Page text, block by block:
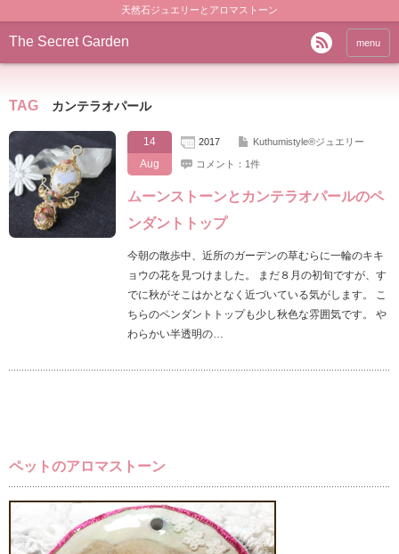
天然石ジュエリーとアロマストーン
The Secret Garden menu
TAG カンテラオパール
14
Aug
2017 Kuthumistyle®️ジュエリー
コメント：1件
ムーンストーンとカンテラオパールのペ
ンダントトップ
今朝の散歩中、近所のガーデンの草むらに一輪のキキ
ョウの花を見つけました。 まだ８月の初旬ですが、す
でに秋がそこはかとなく近づいている気がします。 こ
ちらのペンダントトップも少し秋色な雰囲気です。 や
わらかい半透明の…
ペットのアロマストーン